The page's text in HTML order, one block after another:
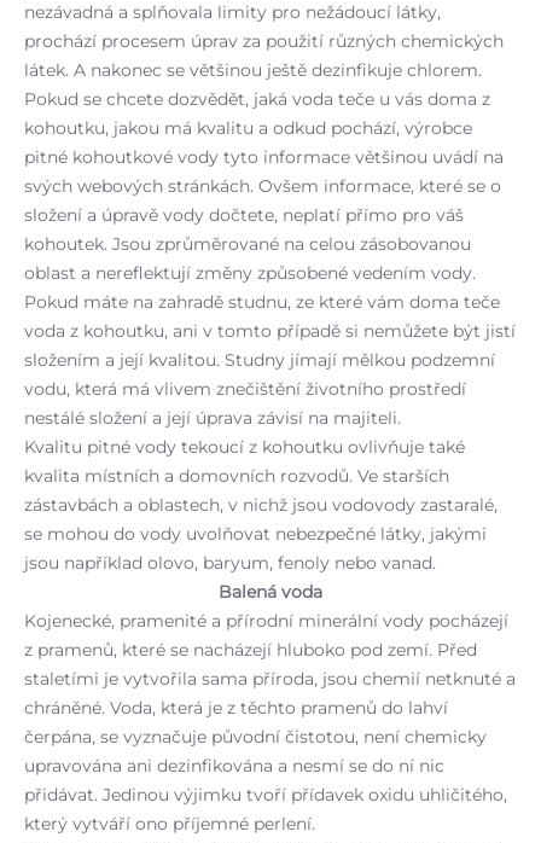
nezávadná a splňovala limity pro nežádoucí látky,
prochází procesem úprav za použití různých chemických
látek. A nakonec se většinou ještě dezinfikuje chlorem.
Pokud se chcete dozvědět, jaká voda teče u vás doma z
kohoutku, jakou má kvalitu a odkud pochází, výrobce
pitné kohoutkové vody tyto informace většinou uvádí na
svých webových stránkách. Ovšem informace, které se o
složení a úpravě vody dočtete, neplatí přímo pro váš
kohoutek. Jsou zprůměrované na celou zásobovanou
oblast a nereflektují změny způsobené vedením vody.
Pokud máte na zahradě studnu, ze které vám doma teče
voda z kohoutku, ani v tomto případě si nemůžete být jistí
složením a její kvalitou. Studny jímají mělkou podzemní
vodu, která má vlivem znečištění životního prostředí
nestálé složení a její úprava závisí na majiteli.
Kvalitu pitné vody tekoucí z kohoutku ovlivňuje také
kvalita místních a domovních rozvodů. Ve starších
zástavbách a oblastech, v nichž jsou vodovody zastaralé,
se mohou do vody uvolňovat nebezpečné látky, jakými
jsou například olovo, baryum, fenoly nebo vanad.
Balená voda
Kojenecké, pramenité a přírodní minerální vody pocházejí
z pramenů, které se nacházejí hluboko pod zemí. Před
staletími je vytvořila sama příroda, jsou chemií netknuté a
chráněné. Voda, která je z těchto pramenů do lahví
čerpána, se vyznačuje původní čistotou, není chemicky
upravována ani dezinfikována a nesmí se do ní nic
přidávat. Jedinou výjimku tvoří přídavek oxidu uhličitého,
který vytváří ono příjemné perlení.